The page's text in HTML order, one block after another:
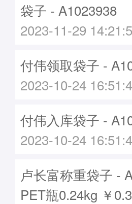
袋子 - A1023938
2023-11-29
付伟领取袋子 -
2023-10-24
付伟入库袋子 -
2023-10-24
卢长富称重袋子 -
PET瓶0.24kg ￥